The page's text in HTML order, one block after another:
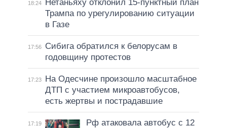
18:24
Нетаньяху отклонил 15-пунктный план
Трампа по урегулированию ситуации
в Газе
17:56
Сибига обратился к белорусам в
годовщину протестов
17:23
На Одесчине произошло масштабное
ДТП с участием микроавтобусов,
есть жертвы и пострадавшие
17:19
Рф атаковала автобус с 12